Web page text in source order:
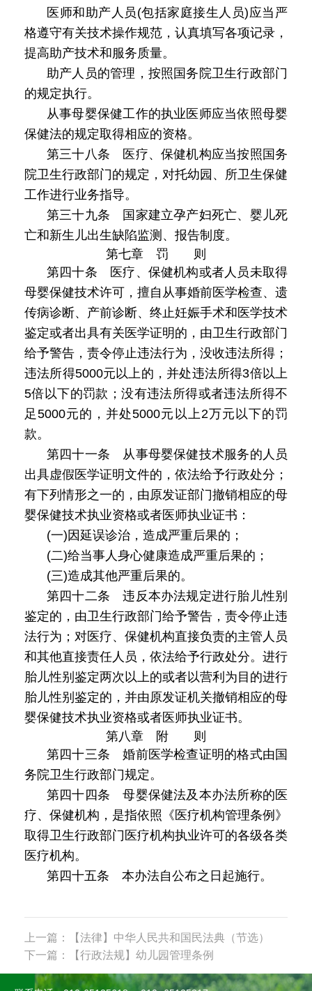
医师和助产人员(包括家庭接生人员)应当严
格遵守有关技术操作规范，认真填写各项记录，
提高助产技术和服务质量。
助产人员的管理，按照国务院卫生行政部门
的规定执行。
从事母婴保健工作的执业医师应当依照母婴
保健法的规定取得相应的资格。
第三十八条 医疗、保健机构应当按照国务
院卫生行政部门的规定，对托幼园、所卫生保健
工作进行业务指导。
第三十九条 国家建立孕产妇死亡、婴儿死
亡和新生儿出生缺陷监测、报告制度。
第七章 罚 则
第四十条 医疗、保健机构或者人员未取得
母婴保健技术许可，擅自从事婚前医学检查、遗
传病诊断、产前诊断、终止妊娠手术和医学技术
鉴定或者出具有关医学证明的，由卫生行政部门
给予警告，责令停止违法行为，没收违法所得；
违法所得5000元以上的，并处违法所得3倍以上
5倍以下的罚款；没有违法所得或者违法所得不
足5000元的，并处5000元以上2万元以下的罚
款。
第四十一条 从事母婴保健技术服务的人员
出具虚假医学证明文件的，依法给予行政处分；
有下列情形之一的，由原发证部门撤销相应的母
婴保健技术执业资格或者医师执业证书：
(一)因延误诊治，造成严重后果的；
(二)给当事人身心健康造成严重后果的；
(三)造成其他严重后果的。
第四十二条 违反本办法规定进行胎儿性别
鉴定的，由卫生行政部门给予警告，责令停止违
法行为；对医疗、保健机构直接负责的主管人员
和其他直接责任人员，依法给予行政处分。进行
胎儿性别鉴定两次以上的或者以营利为目的进行
胎儿性别鉴定的，并由原发证机关撤销相应的母
婴保健技术执业资格或者医师执业证书。
第八章 附 则
第四十三条 婚前医学检查证明的格式由国
务院卫生行政部门规定。
第四十四条 母婴保健法及本办法所称的医
疗、保健机构，是指依照《医疗机构管理条例》
取得卫生行政部门医疗机构执业许可的各级各类
医疗机构。
第四十五条 本办法自公布之日起施行。
上一篇：【法律】中华人民共和国民法典（节选）
下一篇：【行政法规】幼儿园管理条例